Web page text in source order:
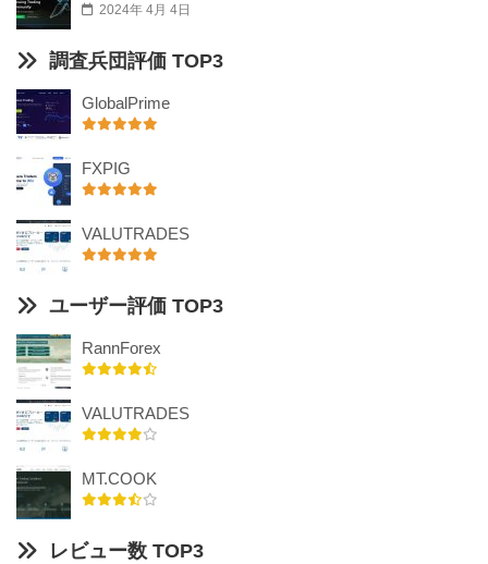
2024年 4月 4日
調査兵団評価 TOP3
GlobalPrime
FXPIG
VALUTRADES
ユーザー評価 TOP3
RannForex
VALUTRADES
MT.COOK
レビュー数 TOP3